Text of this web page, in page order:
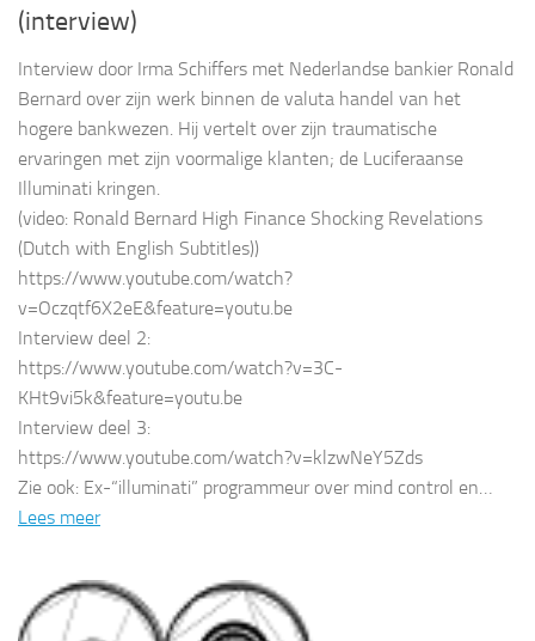
(interview)
Interview door Irma Schiffers met Nederlandse bankier Ronald
Bernard over zijn werk binnen de valuta handel van het
hogere bankwezen. Hij vertelt over zijn traumatische
ervaringen met zijn voormalige klanten; de Luciferaanse
Illuminati kringen.
(video: Ronald Bernard High Finance Shocking Revelations
(Dutch with English Subtitles))
https://www.youtube.com/watch?
v=Oczqtf6X2eE&feature=youtu.be
Interview deel 2:
https://www.youtube.com/watch?v=3C-
KHt9vi5k&feature=youtu.be
Interview deel 3:
https://www.youtube.com/watch?v=klzwNeY5Zds
Zie ook: Ex-“illuminati” programmeur over mind control en…
Lees meer